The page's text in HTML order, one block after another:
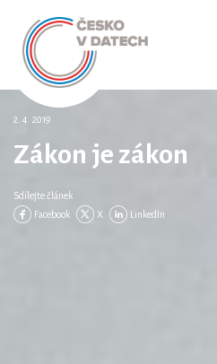
2. 4. 2019
Zákon je zákon
Sdílejte článek
Facebook
X LinkedIn